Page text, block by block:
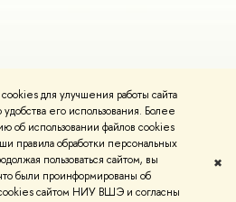
для улучшения работы сайта
его использования. Более
об использовании файлов cookies
правила обработки персональных
пользоваться сайтом, вы
были проинформированы об
cookies сайтом НИУ ВШЭ и согласны
✖
возможностями
и контакты Условия использования